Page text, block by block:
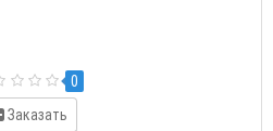
0
Заказать